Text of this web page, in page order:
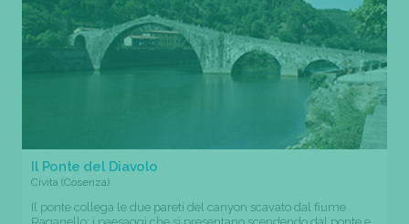
Il Ponte del Diavolo
Civita (Cosenza)
Il ponte collega le due pareti del canyon scavato dal fiume